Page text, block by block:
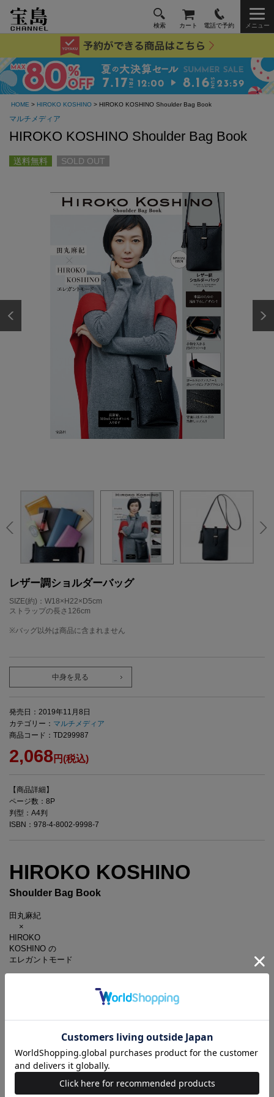
検索 カート 電話で予約 メニュー
HOME > HIROKO KOSHINO> HIROKO KOSHINO Shoulder Bag Book
マルチメディア
HIROKO KOSHINO Shoulder Bag Book
送料無料 SOLD OUT
レザー調ショルダーバッグ
SIZE(約)：W18×H22×D5cm
ストラップの長さ126cm
※バッグ以外は商品に含まれません
中身を見る
発売日：2019年11月8日
カテゴリー： マルチメディア
商品コード：TD299987
2,068円(税込)
【商品詳細】
ページ数：8P
判型：A4判
ISBN：978-4-8002-9998-7
HIROKO KOSHINO
Shoulder Bag Book
田丸麻紀
×
HIROKO
KOSHINO の
エレガントモード
表情のあるリッチなレザー調素材や、ミニマムながら機能性や容量にも
こだわったモードなバッグ。
form HIROKO
素材は大人っぽさと高級感を兼ね備えつつ、肩に負担がかからない軽め
のエコレザーをセレクト。
バッグの口のパイピングもデザインの一部として真っ赤にしてみまし